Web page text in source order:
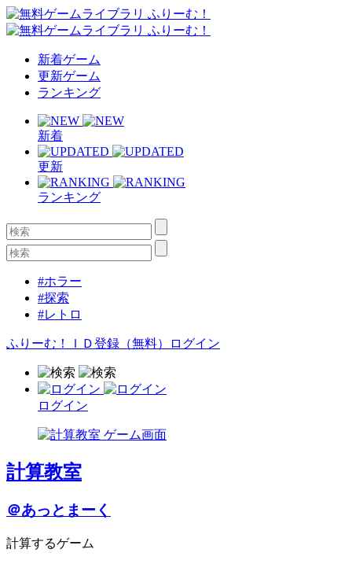
新着ゲーム
更新ゲーム
ランキング
新着
更新
ランキング
#ホラー
#探索
#レトロ
ふりーむ！ＩＤ登録（無料） ログイン
ログイン
計算教室
＠あっとまーく
計算するゲーム